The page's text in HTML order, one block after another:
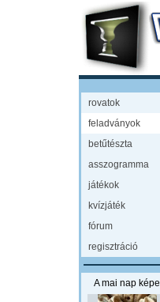
rovatok
feladványok
betűtészta
asszogramma
játékok
kvízjáték
fórum
regisztráció
A mai nap képe